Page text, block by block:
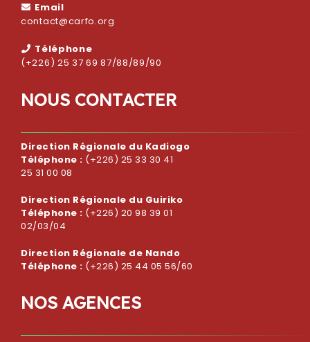
Email
contact@carfo.org
Téléphone
(+226) 25 37 69 87/88/89/90
NOUS CONTACTER
Direction Régionale du Kadiogo
Téléphone : (+226) 25 33 30 41
25 31 00 08
Direction Régionale du Guiriko
Téléphone : (+226) 20 98 39 01
02/03/04
Direction Régionale de Nando
Téléphone : (+226) 25 44 05 56/60
NOS AGENCES